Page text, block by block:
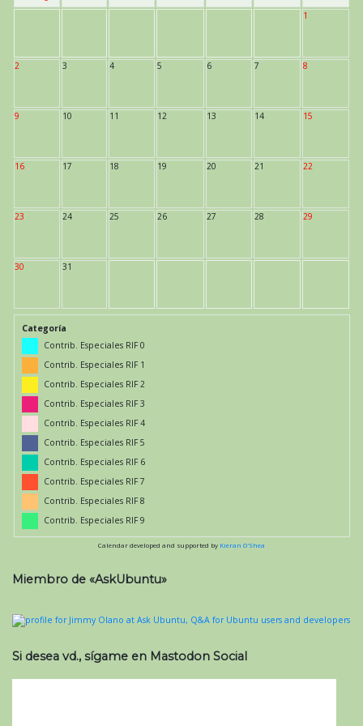
1
2 3 4 5 6 7 8
9 10 11 12 13 14 15
16 17 18 19 20 21 22
23 24 25 26 27 28 29
30 31
Categoría
Contrib. Especiales RIF 0
Contrib. Especiales RIF 1
Contrib. Especiales RIF 2
Contrib. Especiales RIF 3
Contrib. Especiales RIF 4
Contrib. Especiales RIF 5
Contrib. Especiales RIF 6
Contrib. Especiales RIF 7
Contrib. Especiales RIF 8
Contrib. Especiales RIF 9
Calendar developed and supported by Kieran O'Shea
Miembro de «AskUbuntu»
Si desea vd., sígame en Mastodon Social